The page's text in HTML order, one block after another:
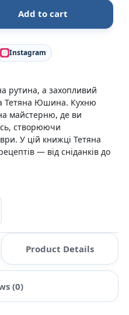
Книга про те, як
Add to cart
Instagram
рутина, а захопливий
Тетяна Юшина. Кухню
майстерню, де ви
створюючи
У цій книжці Тетяна
— від сніданків до
Product Details
(0)